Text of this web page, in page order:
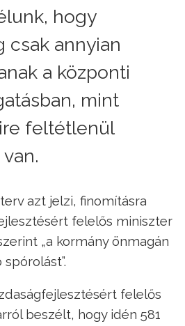
hogy
csak annyian
a központi
mint
feltétlenül
azt jelzi, finomításra
felelős miniszter
„a kormány önmagán
felelős
beszélt, hogy idén 581